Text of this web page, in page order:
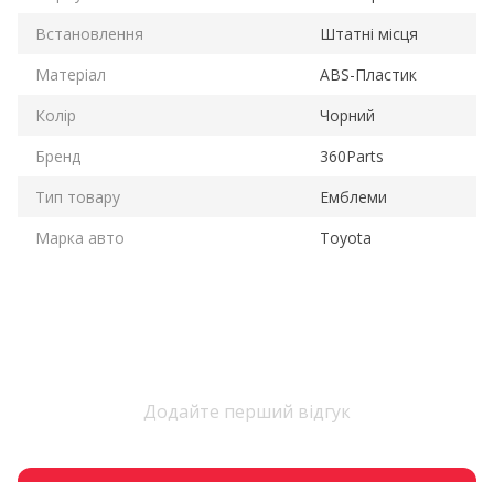
Встановлення
Штатні місця
Матеріал
ABS-Пластик
Колір
Чорний
Бренд
360Parts
Тип товару
Емблеми
Марка авто
Toyota
Додайте перший відгук